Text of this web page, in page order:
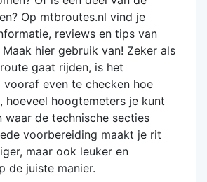
Op mtbroutes.nl vind je
reviews en tips van
hier gebruik van! Zeker als
gaat rijden, is het
even te checken hoe
hoeveel hoogtemeters je kunt
waar de technische secties
voorbereiding maakt je rit
maar ook leuker en
de juiste manier.